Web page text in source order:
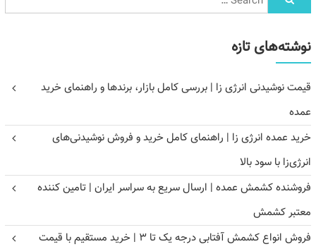
نوشته‌های تازه
قیمت نوشیدنی انرژی زا | بررسی کامل بازار، برندها و راهنمای خرید
عمده
خرید عمده انرژی زا | راهنمای کامل خرید و فروش نوشیدنی‌های
انرژی‌زا با سود بالا
فروشنده کشمش عمده | ارسال سریع به سراسر ایران | تامین کننده
معتبر کشمش
فروش انواع کشمش آفتابی درجه یک تا ۳ | خرید مستقیم با قیمت